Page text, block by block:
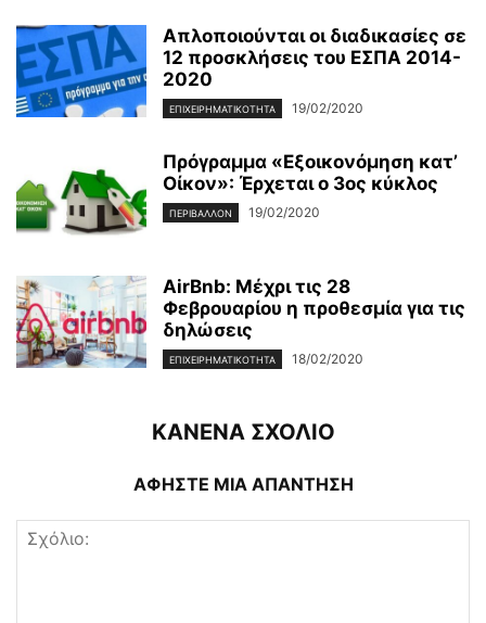
Απλοποιούνται οι διαδικασίες σε
12 προσκλήσεις του ΕΣΠΑ 2014-
2020
ΕΠΙΧΕΙΡΗΜΑΤΙΚΌΤΗΤΑ 19/02/2020
Πρόγραμμα «Εξοικονόμηση κατ’
Οίκον»: Έρχεται ο 3ος κύκλος
ΠΕΡΙΒΆΛΛΟΝ 19/02/2020
AirBnb: Μέχρι τις 28
Φεβρουαρίου η προθεσμία για τις
δηλώσεις
ΕΠΙΧΕΙΡΗΜΑΤΙΚΌΤΗΤΑ 18/02/2020
ΚΑΝΕΝΑ ΣΧΟΛΙΟ
ΑΦΗΣΤΕ ΜΙΑ ΑΠΑΝΤΗΣΗ